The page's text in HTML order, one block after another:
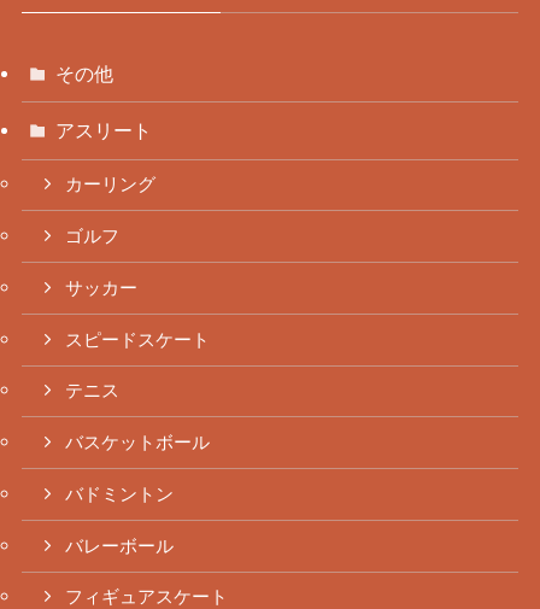
その他
アスリート
カーリング
ゴルフ
サッカー
スピードスケート
テニス
バスケットボール
バドミントン
バレーボール
フィギュアスケート